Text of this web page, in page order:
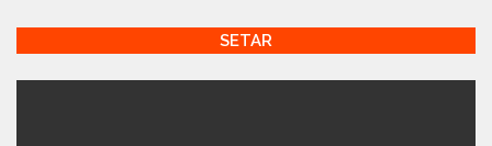
SETAR